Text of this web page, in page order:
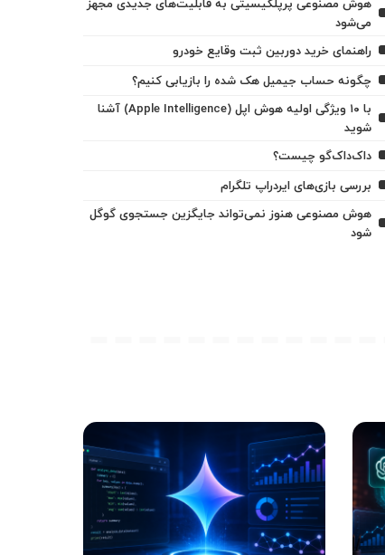
هوش مصنوعی پرپلکیسیتی به قابلیت‌های جدیدی مجهز
می‌شود
راهنمای خرید دوربین ثبت وقایع خودرو
چگونه حساب جیمیل هک شده را بازیابی کنیم؟
با ۱۰ ویژگی اولیه هوش اپل (Apple Intelligence) آشنا
شوید
داک‌داک‌گو چیست؟
بررسی بازی‌های ایردراپ تلگرام
هوش مصنوعی هنوز نمی‌تواند جایگزین جستجوی گوگل
شود